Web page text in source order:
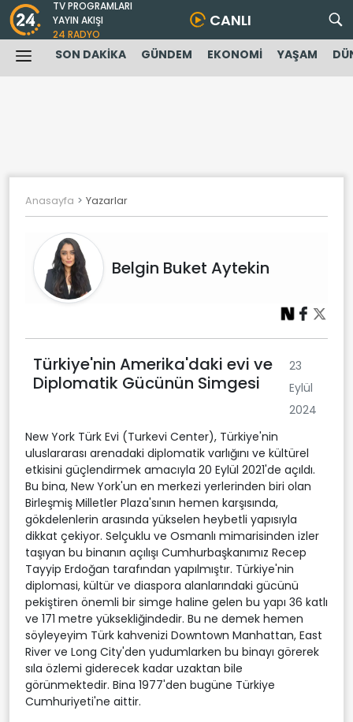
TV PROGRAMLARI
YAYIN AKIŞI
24 RADYO
CANLI
SON DAKİKA GÜNDEM EKONOMİ YAŞAM
Anasayfa Yazarlar
Belgin Buket Aytekin
Türkiye'nin Amerika'daki evi ve
Diplomatik Gücünün Simgesi
23
Eylül
2024
New York Türk Evi (Turkevi Center), Türkiye'nin
uluslararası arenadaki diplomatik varlığını ve kültürel
etkisini güçlendirmek amacıyla 20 Eylül 2021'de açıldı.
Bu bina, New York'un en merkezi yerlerinden biri olan
Birleşmiş Milletler Plaza'sının hemen karşısında,
gökdelenlerin arasında yükselen heybetli yapısıyla
dikkat çekiyor. Selçuklu ve Osmanlı mimarisinden izler
taşıyan bu binanın açılışı Cumhurbaşkanımız Recep
Tayyip Erdoğan tarafından yapılmıştır. Türkiye'nin
diplomasi, kültür ve diaspora alanlarındaki gücünü
pekiştiren önemli bir simge haline gelen bu yapı 36 katlı
ve 171 metre yüksekliğindedir. Bu ne demek hemen
söyleyeyim Türk kahvenizi Downtown Manhattan, East
River ve Long City'den yudumlarken bu binayı görerek
sıla özlemi giderecek kadar uzaktan bile
görünmektedir. Bina 1977'den bugüne Türkiye
Cumhuriyeti'ne aittir.